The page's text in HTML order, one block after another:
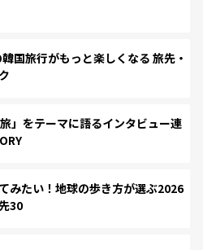
国旅行がもっと楽しくなる 旅先・
」をテーマに語るインタビュー連
みたい！地球の歩き方が選ぶ2026
30